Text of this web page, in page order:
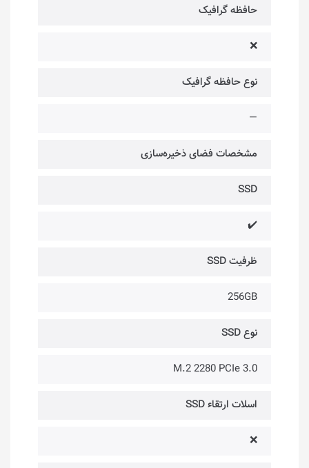
حافظه گرافیک
❌
نوع حافظه گرافیک
—
مشخصات فضای ذخیره‌سازی
SSD
✔️
ظرفیت SSD
256GB
نوع SSD
M.2 2280 PCIe 3.0
اسلات ارتقاء SSD
❌